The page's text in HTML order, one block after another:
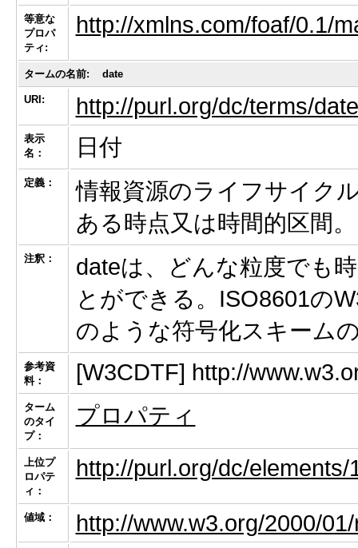
等意な
プロパ
ティ:
http://xmlns.com/foaf/0.1/
タームの名前: date
URI: http://purl.org/dc/terms/date
表示
名：
日付
定義：
情報資源のライフサイク
ある時点又は時間的区間。
注釈：
dateは、どんな粒度でも
とができる。ISO8601の
のような符号化スキーム
参考資
料：
[W3CDTF] http://
ターム
のタイ
プ：
プロパティ
上位プ
ロパテ
ィ：
http://purl.org/dc/elements/
値域： http://www.w3.org/2000/